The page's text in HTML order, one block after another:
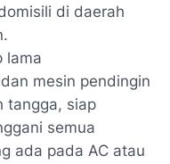
di daerah
.
lama
mesin pendingin
tangga, siap
semua
ada pada AC atau